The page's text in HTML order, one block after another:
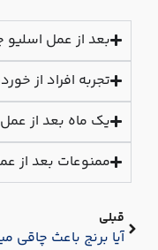
بعد از عمل اسلیو
تجربه افراد از
یک ماه بعد از
ممنوعات بعد از
قبلی
آیا برنج باعث چاقی